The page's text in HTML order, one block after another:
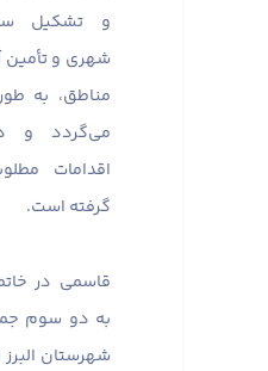
و تشکیل
شهری و
مناطق، به
می‌گردد و
اقدامات
گرفته است.
قاسمی در
به دو سوم
شهرستان البرز